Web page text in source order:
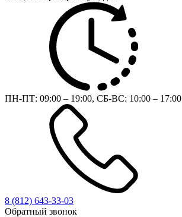
ПН-ПТ: 09:00 – 19:00, СБ-ВС: 10:00 – 17:00
8 (812) 643-33-03
Обратный звонок